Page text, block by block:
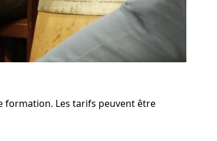
formation. Les tarifs peuvent être